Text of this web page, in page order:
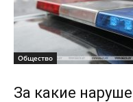
Общество
За какие